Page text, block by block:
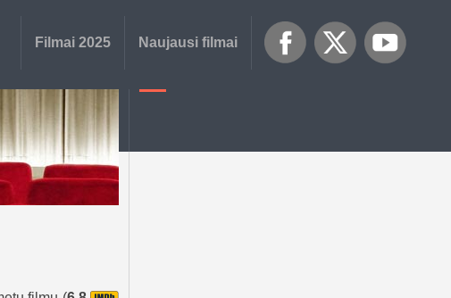
Naujausi filmai
Filmai 2025